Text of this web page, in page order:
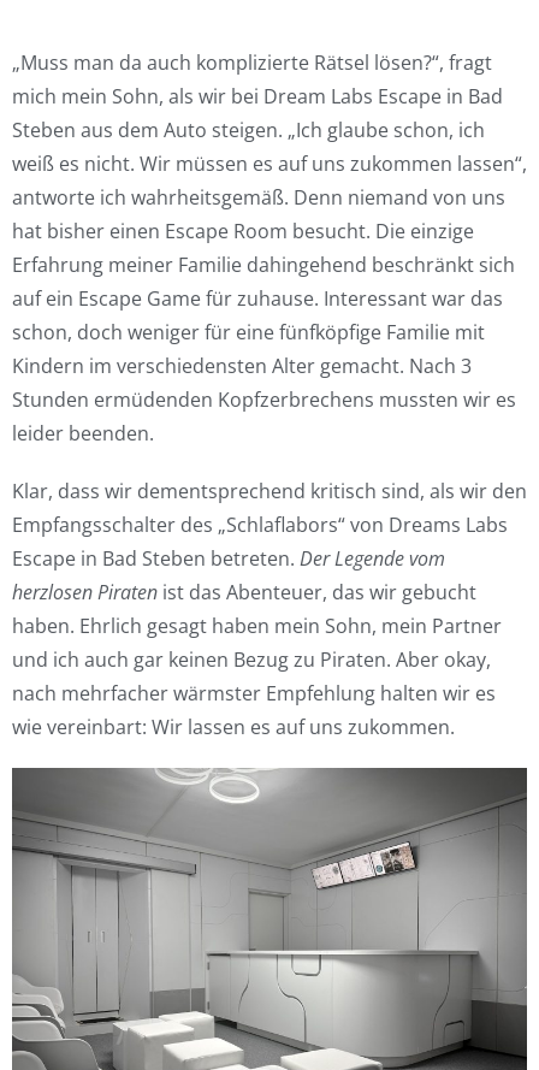
„Muss man da auch komplizierte Rätsel lösen?“, fragt
mich mein Sohn, als wir bei Dream Labs Escape in Bad
Steben aus dem Auto steigen. „Ich glaube schon, ich
weiß es nicht. Wir müssen es auf uns zukommen lassen“,
antworte ich wahrheitsgemäß. Denn niemand von uns
hat bisher einen Escape Room besucht. Die einzige
Erfahrung meiner Familie dahingehend beschränkt sich
auf ein Escape Game für zuhause. Interessant war das
schon, doch weniger für eine fünfköpfige Familie mit
Kindern im verschiedensten Alter gemacht. Nach 3
Stunden ermüdenden Kopfzerbrechens mussten wir es
leider beenden.
Klar, dass wir dementsprechend kritisch sind, als wir den
Empfangsschalter des „Schlaflabors“ von Dreams Labs
Escape in Bad Steben betreten. Der Legende vom
herzlosen Piraten ist das Abenteuer, das wir gebucht
haben. Ehrlich gesagt haben mein Sohn, mein Partner
und ich auch gar keinen Bezug zu Piraten. Aber okay,
nach mehrfacher wärmster Empfehlung halten wir es
wie vereinbart: Wir lassen es auf uns zukommen.